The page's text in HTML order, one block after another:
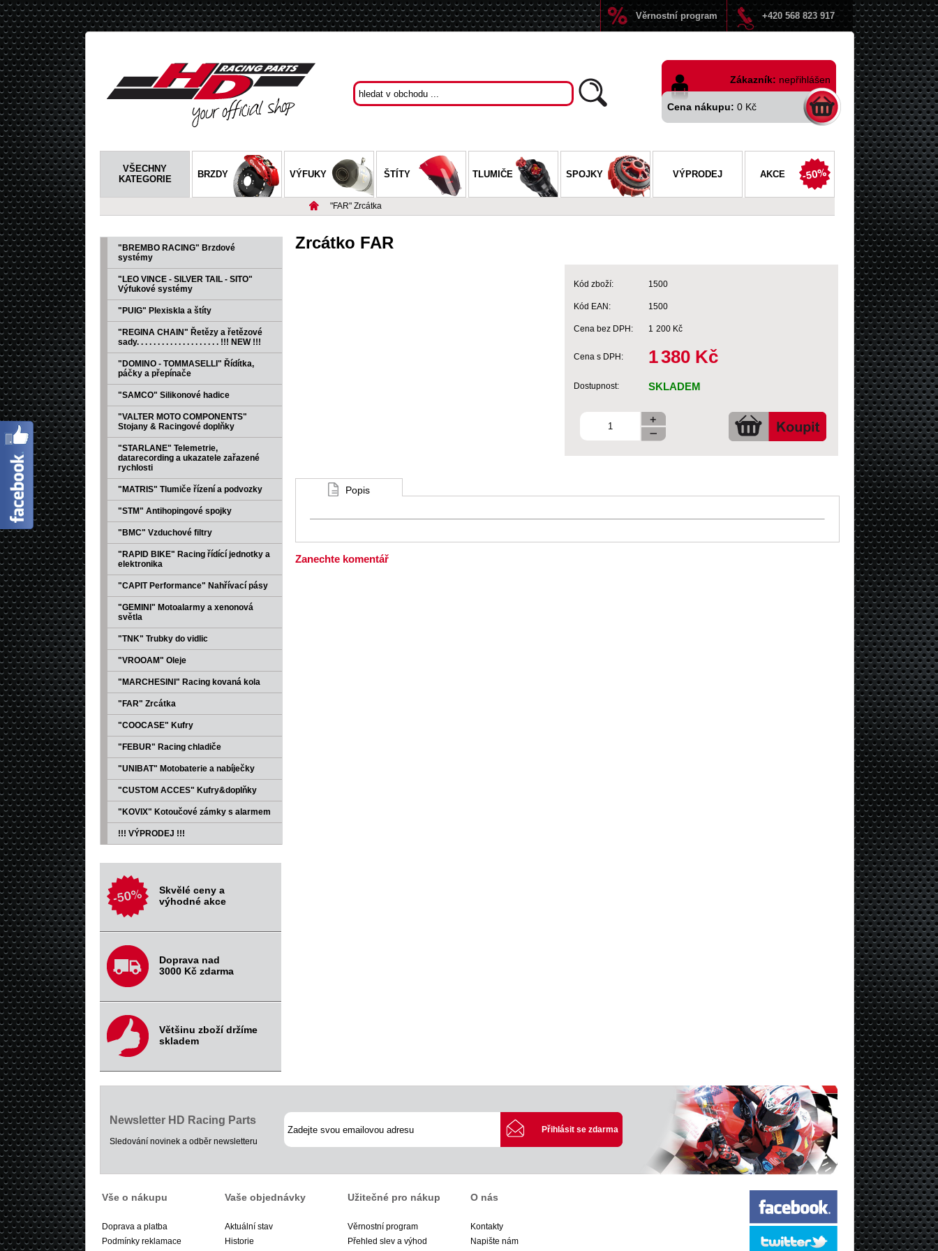
+420 568 823 917
Věrnostní program
Zákazník: nepřihlášen
Cena nákupu: 0 Kč
VŠECHNY
KATEGORIE
BRZDY VÝFUKY ŠTÍTY TLUMIČE SPOJKY VÝPRODEJ AKCE
"FAR" Zrcátka
"BREMBO RACING" Brzdové
systémy
"LEO VINCE - SILVER TAIL - SITO"
Výfukové systémy
"PUIG" Plexiskla a štíty
"REGINA CHAIN" Řetězy a řetězové
sady. . . . . . . . . . . . . . . . . . . . !!! NEW !!!
"DOMINO - TOMMASELLI" Řídítka,
páčky a přepínače
"SAMCO" Silikonové hadice
"VALTER MOTO COMPONENTS"
Stojany & Racingové doplňky
"STARLANE" Telemetrie,
datarecording a ukazatele zařazené
rychlosti
"MATRIS" Tlumiče řízení a podvozky
"STM" Antihopingové spojky
"BMC" Vzduchové filtry
"RAPID BIKE" Racing řídící jednotky a
elektronika
"CAPIT Performance" Nahřívací pásy
"GEMINI" Motoalarmy a xenonová
světla
"TNK" Trubky do vidlic
"VROOAM" Oleje
"MARCHESINI" Racing kovaná kola
"FAR" Zrcátka
"COOCASE" Kufry
"FEBUR" Racing chladiče
"UNIBAT" Motobaterie a nabíječky
"CUSTOM ACCES" Kufry&doplňky
"KOVIX" Kotoučové zámky s alarmem
!!! VÝPRODEJ !!!
Skvělé ceny a
výhodné akce
Doprava nad
3000 Kč zdarma
Většinu zboží držíme
skladem
Zrcátko FAR
Kód zboží: 1500
Kód EAN: 1500
Cena bez DPH: 1 200 Kč
Cena s DPH: 1380 Kč
Dostupnost: SKLADEM
Popis
Zanechte komentář
Newsletter HD Racing Parts
Sledování novinek a odběr newsletteru
Vše o nákupu
Doprava a platba
Podmínky reklamace
Vaše objednávky
Aktuální stav
Historie
Užitečné pro nákup
Věrnostní program
Přehled slev a výhod
O nás
Kontakty
Napište nám